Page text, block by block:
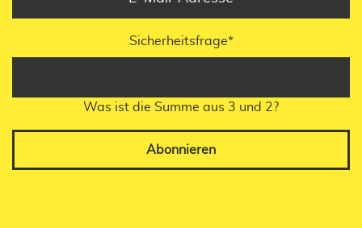
Sicherheitsfrage*
Was ist die Summe aus 3 und 2?
Abonnieren